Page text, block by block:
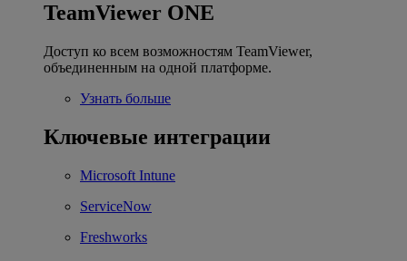
TeamViewer ONE
Доступ ко всем возможностям TeamViewer,
объединенным на одной платформе.
Узнать больше
Ключевые интеграции
Microsoft Intune
ServiceNow
Freshworks